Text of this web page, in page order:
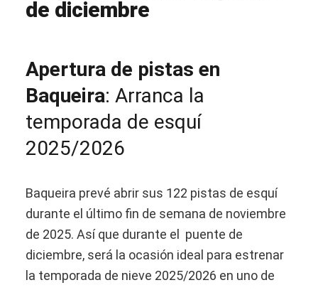
de diciembre
Apertura de pistas en
Baqueira: Arranca la
temporada de esquí
2025/2026
Baqueira prevé abrir sus 122 pistas de esquí
durante el último fin de semana de noviembre
de 2025. Así que durante el puente de
diciembre, será la ocasión ideal para estrenar
la temporada de nieve 2025/2026 en uno de